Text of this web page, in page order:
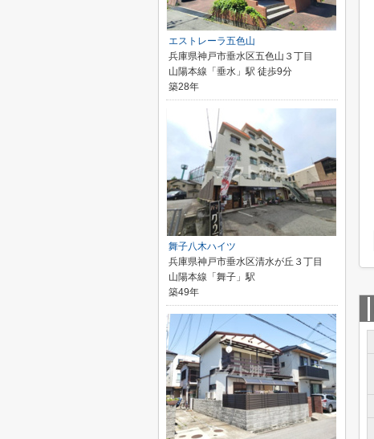
エストレーラ五色山
兵庫県神戸市垂水区五色山３丁目
山陽本線「垂水」駅 徒歩9分
築28年
舞子八木ハイツ
兵庫県神戸市垂水区清水が丘３丁目
山陽本線「舞子」駅
築49年